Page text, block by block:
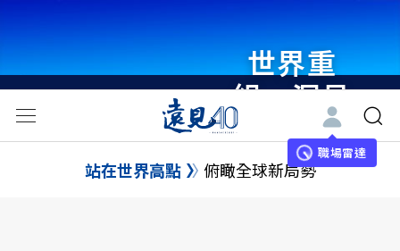
世界重
組・洞見
未來 與
世界領袖
職場雷達
站在世界高點 俯瞰全球新局勢